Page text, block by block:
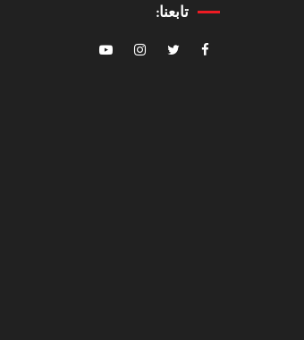
تابعنا: